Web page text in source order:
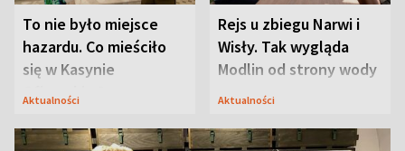
To nie było miejsce
hazardu. Co mieściło
się w Kasynie
Oficerskim?
Aktualności
Rejs u zbiegu Narwi i
Wisły. Tak wygląda
Modlin od strony wody
Aktualności